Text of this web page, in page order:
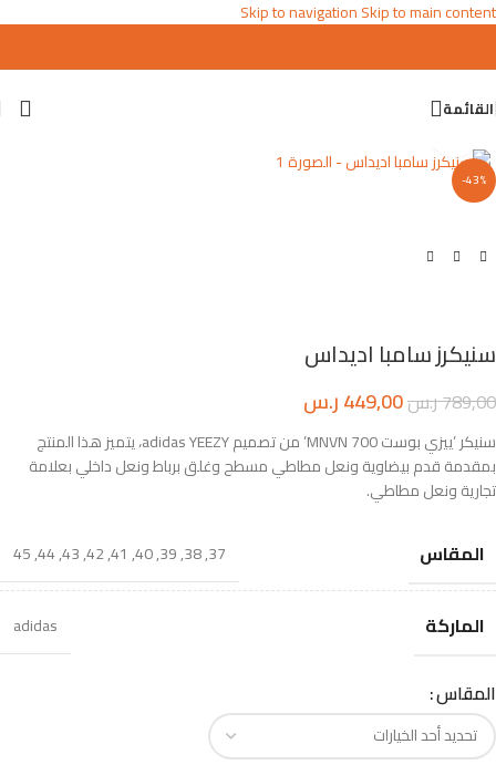
Skip to navigationSkip to main content
القائمة
-43%
سنيكرز سامبا اديداس
789,00ر.س449,00ر.س
سنيكر ’ييزي بوست 700 MNVN’ من تصميم adidas YEEZY، يتميز هذا المنتج
بمقدمة قدم بيضاوية ونعل مطاطي مسطح وغلق برباط ونعل داخلي بعلامة
تجارية ونعل مطاطي.
المقاس 37
,
38
,
39
,
40
,
41
,
42
,
43
,
44
,
45
الماركة adidas
المقاس